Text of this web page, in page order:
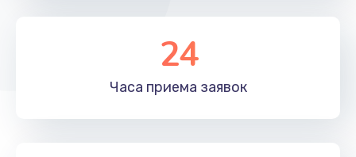
24
Часа приема заявок